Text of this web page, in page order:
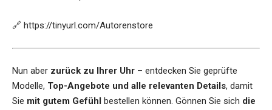
🔗 https://tinyurl.com/Autorenstore
Nun aber zurück zu Ihrer Uhr – entdecken Sie geprüfte
Modelle, Top-Angebote und alle relevanten Details, damit
Sie mit gutem Gefühl bestellen können. Gönnen Sie sich die